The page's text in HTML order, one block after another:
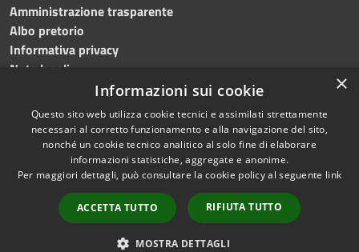
Amministrazione trasparente
Albo pretorio
Informativa privacy
Note legali
Dichiarazione di accessibilità
Accessibilità
Copyright © 2026 • Comune di
Bagnoli Irpino • Powered by
Municipium•
Accesso
redazione
×
Informazioni sui cookie
Questo sito web utilizza cookie tecnici e assimilati strettamente
necessari al corretto funzionamento e alla navigazione del sito,
nonché un cookie tecnico analitico al solo fine di elaborare
informazioni statistiche, aggregate e anonime.
Per maggiori dettagli, può consultare la cookie policy al seguente link
ACCETTA TUTTO RIFIUTA TUTTO
MOSTRA DETTAGLI